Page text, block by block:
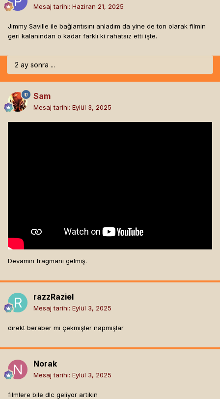
Mesaj tarihi: Haziran 21, 2025
Jimmy Saville ile bağlantısını anladım da yine de ton olarak filmin
geri kalanından o kadar farklı ki rahatsız etti işte.
2 ay sonra ...
Sam
Mesaj tarihi: Eylül 3, 2025
Devamın fragmanı gelmiş.
razzRaziel
Mesaj tarihi: Eylül 3, 2025
direkt beraber mi çekmişler napmışlar
Norak
Mesaj tarihi: Eylül 3, 2025
filmlere bile dlc geliyor artikin